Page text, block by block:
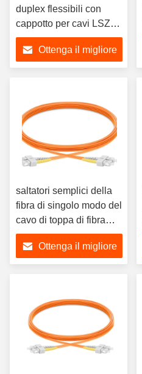
duplex flessibili con
cappotto per cavi LSZH
e tipo di ferrule UPC
Ottenga il migliore
saltatori semplici della
fibra di singolo modo del
cavo di toppa di fibra
ottica di 3.0mm 2.0mm
Ottenga il migliore